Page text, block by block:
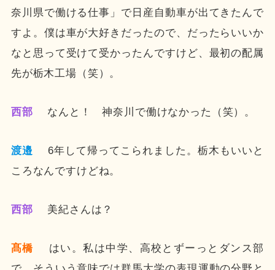
奈川県で働ける仕事」で日産自動車が出てきたんで
すよ。僕は車が大好きだったので、だったらいいか
なと思って受けて受かったんですけど、最初の配属
先が栃木工場（笑）。
西部 なんと！ 神奈川で働けなかった（笑）。
渡邉
6年して帰ってこられました。栃木もいいと
ころなんですけどね。
西部 美紀さんは？
髙橋 はい。私は中学、高校とずーっとダンス部